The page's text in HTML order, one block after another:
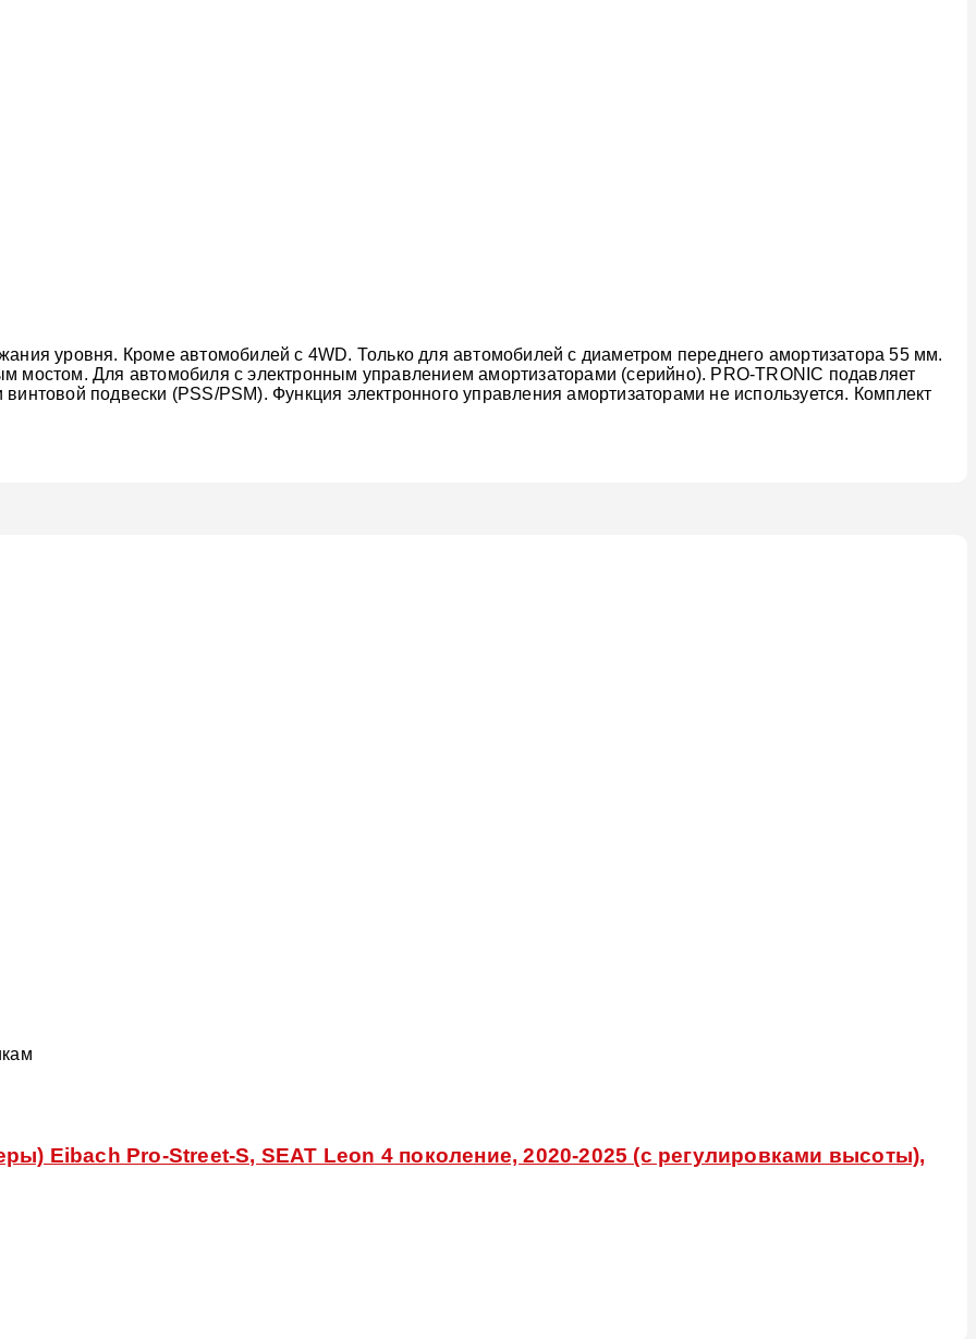
уровня. Кроме автомобилей с 4WD. Только для автомобилей с диаметром переднего амортизатора 55 мм.
мостом. Для автомобиля с электронным управлением амортизаторами (серийно). PRO-TRONIC подавляет
подвески (PSS/PSM). Функция электронного управления амортизаторами не используется. Комплект
Eibach Pro-Street-S, SEAT Leon 4 поколение, 2020-2025 (с регулировками высоты),